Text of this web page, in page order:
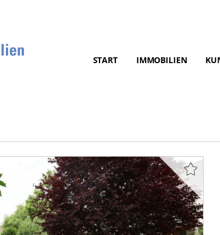
START IMMOBILIEN